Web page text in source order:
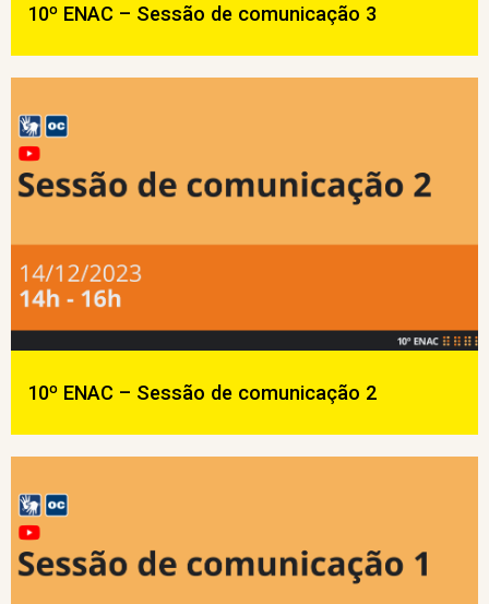
10º ENAC – Sessão de comunicação 3
10º ENAC – Sessão de comunicação 2